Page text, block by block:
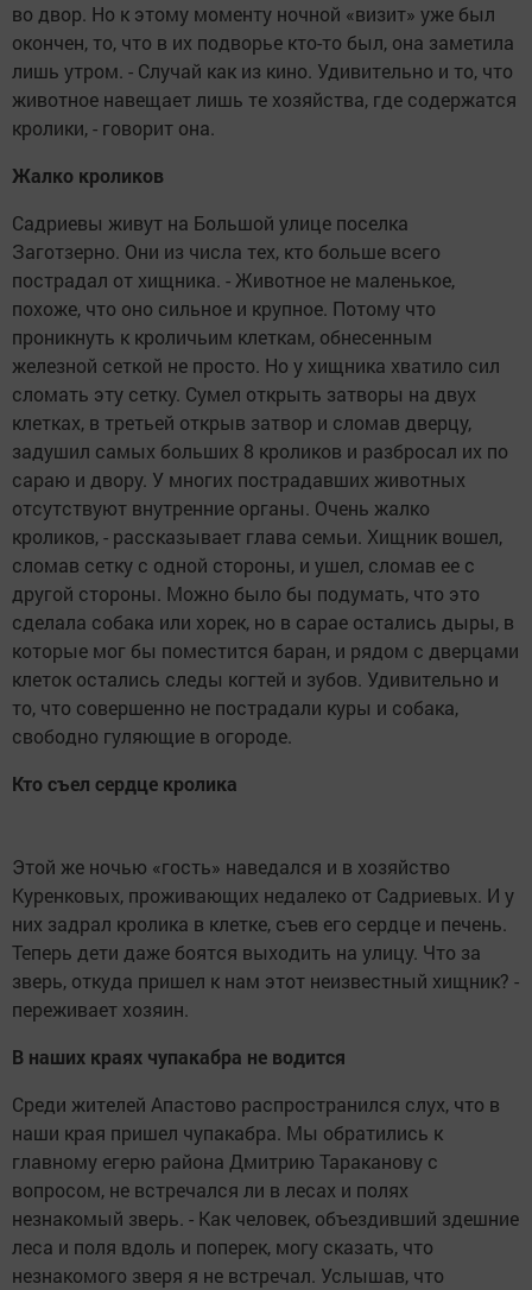
во двор. Но к этому моменту ночной «визит» уже был
окончен, то, что в их подворье кто-то был, она заметила
лишь утром. - Случай как из кино. Удивительно и то, что
животное навещает лишь те хозяйства, где содержатся
кролики, - говорит она.
Жалко кроликов
Садриевы живут на Большой улице поселка
Заготзерно. Они из числа тех, кто больше всего
пострадал от хищника. - Животное не маленькое,
похоже, что оно сильное и крупное. Потому что
проникнуть к кроличьим клеткам, обнесенным
железной сеткой не просто. Но у хищника хватило сил
сломать эту сетку. Сумел открыть затворы на двух
клетках, в третьей открыв затвор и сломав дверцу,
задушил самых больших 8 кроликов и разбросал их по
сараю и двору. У многих пострадавших животных
отсутствуют внутренние органы. Очень жалко
кроликов, - рассказывает глава семьи. Хищник вошел,
сломав сетку с одной стороны, и ушел, сломав ее с
другой стороны. Можно было бы подумать, что это
сделала собака или хорек, но в сарае остались дыры, в
которые мог бы поместится баран, и рядом с дверцами
клеток остались следы когтей и зубов. Удивительно и
то, что совершенно не пострадали куры и собака,
свободно гуляющие в огороде.
Кто съел сердце кролика
Этой же ночью «гость» наведался и в хозяйство
Куренковых, проживающих недалеко от Садриевых. И у
них задрал кролика в клетке, съев его сердце и печень.
Теперь дети даже боятся выходить на улицу. Что за
зверь, откуда пришел к нам этот неизвестный хищник? -
переживает хозяин.
В наших краях чупакабра не водится
Среди жителей Апастово распространился слух, что в
наши края пришел чупакабра. Мы обратились к
главному егерю района Дмитрию Тараканову с
вопросом, не встречался ли в лесах и полях
незнакомый зверь. - Как человек, объездивший здешние
леса и поля вдоль и поперек, могу сказать, что
незнакомого зверя я не встречал. Услышав, что